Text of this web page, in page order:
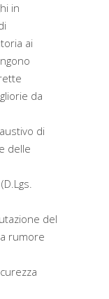
in
ai
da
di
delle
del
rumore